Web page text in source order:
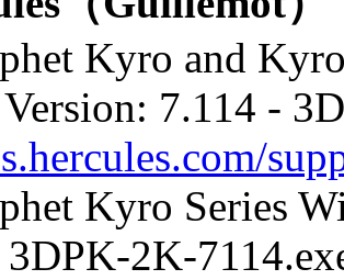
Kyro and
7.114 -
Kyro Series
3DPK-2K-